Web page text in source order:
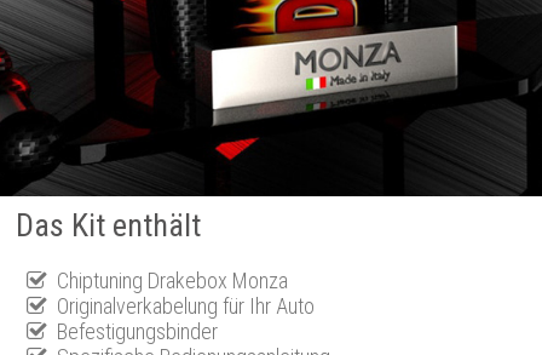
Das Kit enthält
Chiptuning Drakebox Monza
Originalverkabelung für Ihr Auto
Befestigungsbinder